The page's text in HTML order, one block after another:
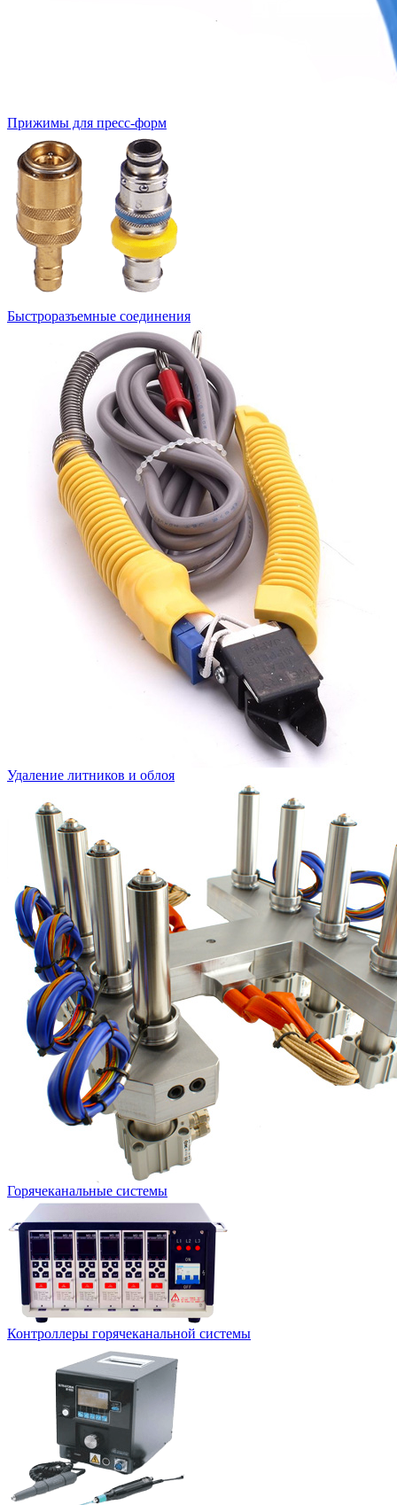
Прижимы для пресс-форм
Быстроразъемные соединения
Удаление литников и облоя
Горячеканальные системы
Контроллеры горячеканальной системы